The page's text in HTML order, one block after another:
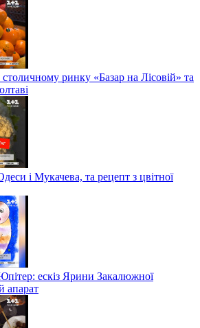
ринку «Базар на Лісовій» та
і Мукачева, та рецепт з цвітної
ескіз Ярини Закалюжної
апарат